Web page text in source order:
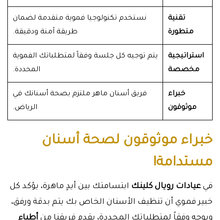
تقنية
متطورة
نستخدم تكنولوجيا فموية متقدمة لضمان
طريقة آمنة ودقيقة.
استراتيجية
مخصصة
يتم توجيه كل جلسة وفقاً لمتطلباتك الفموية
المحددة.
خبراء
موثوقون
فريق أسنان ماهر ملتزم بصحة أسنانك في
الرياض.
خبراء موثوقون لصحة أسنان
مستدامة!
في عيادات رويال كلينك ابتسامتك بين أيدٍ ماهرة، يؤكد كل
خبير فموي أن تنظيف الأسنان الخاص بك يتم بدقة ورفق،
ويوجه وفقاً لمتطلباتك المحددة، يقدم فريقنا من أطباء